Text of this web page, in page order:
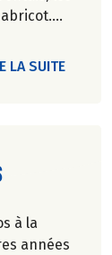
LA SUITEDE
à la
années